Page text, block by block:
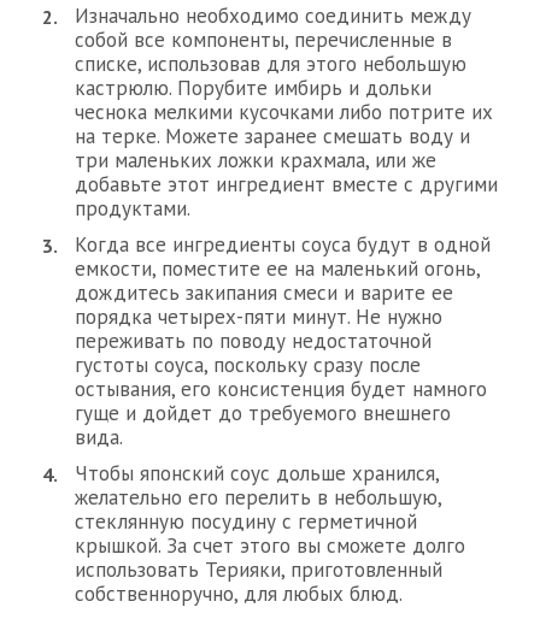
Изначально необходимо соединить между
собой все компоненты, перечисленные в
списке, использовав для этого небольшую
кастрюлю. Порубите имбирь и дольки
чеснока мелкими кусочками либо потрите их
на терке. Можете заранее смешать воду и
три маленьких ложки крахмала, или же
добавьте этот ингредиент вместе с другими
продуктами.
Когда все ингредиенты соуса будут в одной
емкости, поместите ее на маленький огонь,
дождитесь закипания смеси и варите ее
порядка четырех-пяти минут. Не нужно
переживать по поводу недостаточной
густоты соуса, поскольку сразу после
остывания, его консистенция будет намного
гуще и дойдет до требуемого внешнего
вида.
Чтобы японский соус дольше хранился,
желательно его перелить в небольшую,
стеклянную посудину с герметичной
крышкой. За счет этого вы сможете долго
использовать Терияки, приготовленный
собственноручно, для любых блюд.